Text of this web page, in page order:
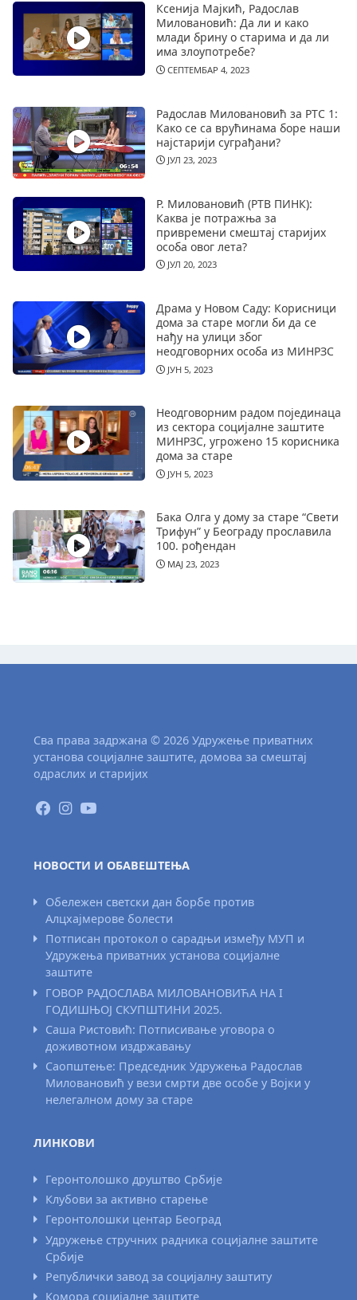
Ксенија Мајкић, Радослав
Миловановић: Да ли и како
млади брину о старима и да ли
има злоупотребе?
СЕПТЕМБАР 4, 2023
Радослав Миловановић за РТС 1:
Како се са врућинама боре наши
најстарији суграђани?
ЈУЛ 23, 2023
Р. Миловановић (РТВ ПИНК):
Каква је потражња за
привремени смештај старијих
особа овог лета?
ЈУЛ 20, 2023
Драма у Новом Саду: Корисници
дома за старе могли би да се
нађу на улици због
неодговорних особа из МИНРЗС
ЈУН 5, 2023
Неодговорним радом појединаца
из сектора социјалне заштите
МИНРЗС, угрожено 15 корисника
дома за старе
ЈУН 5, 2023
Бака Олга у дому за старе “Свети
Трифун” у Београду прославила
100. рођендан
МАЈ 23, 2023
Сва права задржана © 2026 Удружење приватних
установа социјалне заштите, домова за смештај
одраслих и старијих
НОВОСТИ И ОБАВЕШТЕЊА
Обележен светски дан борбе против
Алцхајмерове болести
Потписан протокол о сарадњи између МУП и
Удружења приватних установа социјалне
заштите
ГОВОР РАДОСЛАВА МИЛОВАНОВИЋА НА I
ГОДИШЊОЈ СКУПШТИНИ 2025.
Саша Ристовић: Потписивање уговора о
доживотном издржавању
Саопштење: Председник Удружења Радослав
Миловановић у вези смрти две особе у Војки у
нелегалном дому за старе
ЛИНКОВИ
Геронтолошко друштво Србије
Клубови за активно старење
Геронтолошки центар Београд
Удружење стручних радника социјалне заштите
Србије
Републички завод за социјалну заштиту
Комора социјалне заштите